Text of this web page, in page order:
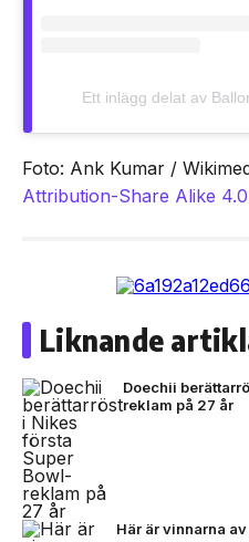
Ett inlägg delat av
Foto: Ank Kumar /
Attribution-Share Alike
Liknande
Doechii
reklam på 27 år
Här är vinnarna